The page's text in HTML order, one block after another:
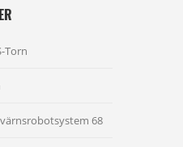
Torn
68